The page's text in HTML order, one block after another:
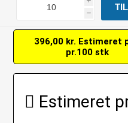
h
396,00 kr. Estimeret
pr.100 stk
Estimeret